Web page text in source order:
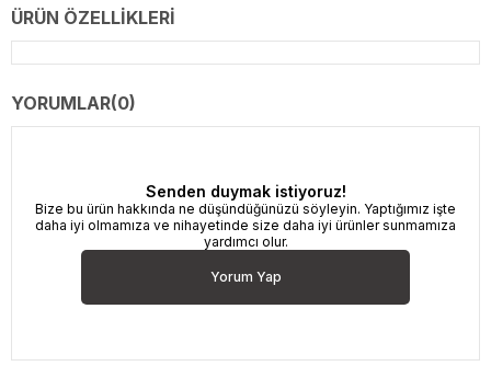
ÜRÜN ÖZELLIKLERI
YORUMLAR(0)
Senden duymak istiyoruz!
Bize bu ürün hakkında ne düşündüğünüzü söyleyin. Yaptığımız işte
daha iyi olmamıza ve nihayetinde size daha iyi ürünler sunmamıza
yardımcı olur.
Yorum Yap